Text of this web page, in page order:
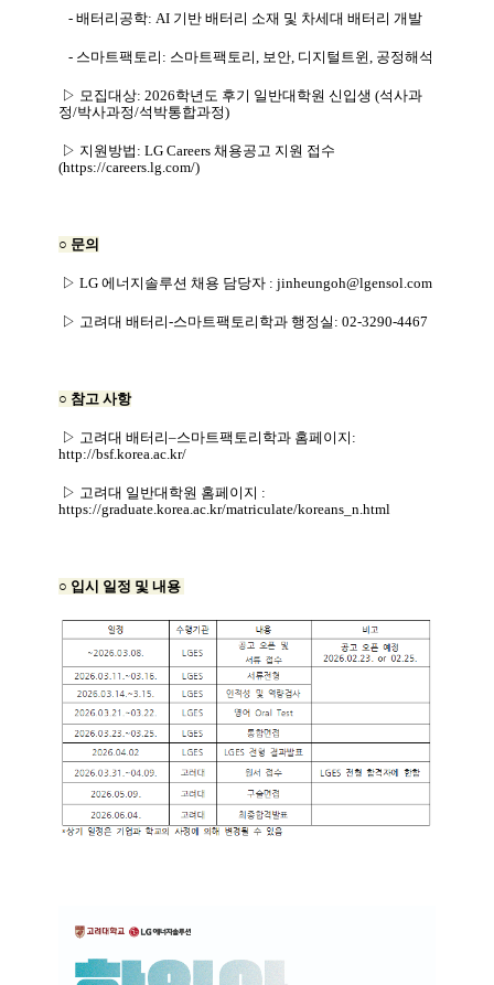
- 배터리공학: AI 기반 배터리 소재 및 차세대 배터리 개발
- 스마트팩토리 : 스마트팩토리, 보안, 디지털트윈, 공정해석
▷ 모집대상: 2026학년도 후기 일반대학원 신입생 (석사과
정/박사과정/석박통합과정)
▷ 지원방법 : LG Careers 채용공고 지원 접수
(https://careers.lg.com/)
○ 문의
▷ LG 에너지솔루션 채용 담당자 : jinheungoh@lgensol.com
▷ 고려대 배터리-스마트팩토리학과 행정실 : 02-3290-4467
○ 참고 사항
▷ 고려대 배터리–스마트팩토리학과 홈페이지 :
http://bsf.korea.ac.kr/
▷ 고려대 일반대학원 홈페이지 :
https://graduate.korea.ac.kr/matriculate/koreans_n.html
○ 입시 일정 및 내용